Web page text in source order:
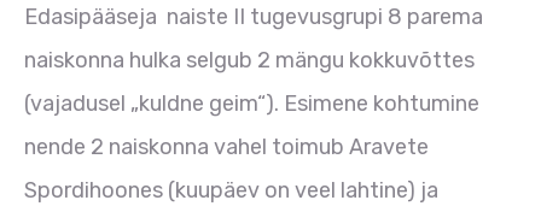
Edasipääseja naiste II tugevusgrupi 8 parema
naiskonna hulka selgub 2 mängu kokkuvõttes
(vajadusel „kuldne geim“). Esimene kohtumine
nende 2 naiskonna vahel toimub Aravete
Spordihoones (kuupäev on veel lahtine) ja